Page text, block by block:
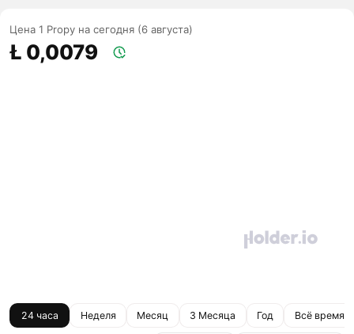
Цена 1 Propy на сегодня (6 августа)
Ł 0,0079
24 часа Неделя Месяц 3 Месяца Год Всё время